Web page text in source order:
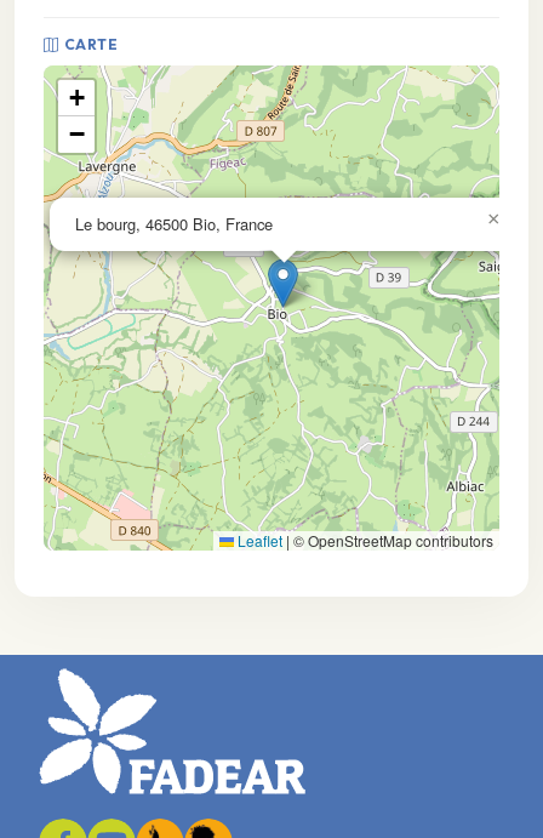
CARTE
Le bourg, 46500 Bio, France ×
+
−
Leaflet | © OpenStreetMap contributors